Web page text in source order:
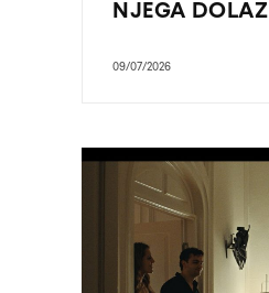
NJEGA DOLAZI
09/07/2026